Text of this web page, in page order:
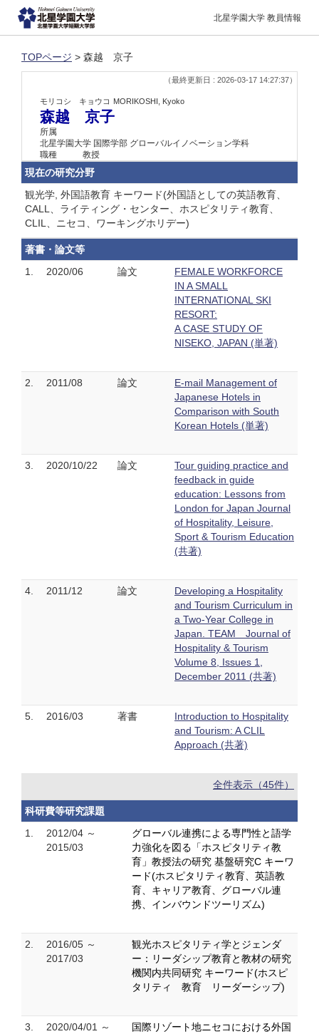
北星学園大学 教員情報
TOPページ > 森越 京子
（最終更新日 : 2026-03-17 14:27:37）
モリコシ キョウコ MORIKOSHI, Kyoko
森越 京子
所属
北星学園大学 国際学部 グローバルイノベーション学科
職種
教授
現在の研究分野
観光学, 外国語教育 キーワード(外国語としての英語教育、
CALL、ライティング・センター、ホスピタリティ教育、
CLIL、ニセコ、ワーキングホリデー)
著書・論文等
1.
2020/06 論文
FEMALE WORKFORCE
IN A SMALL
INTERNATIONAL SKI
RESORT:
A CASE STUDY OF
NISEKO, JAPAN (単著)
2. 2011/08 論文
E-mail Management of
Japanese Hotels in
Comparison with South
Korean Hotels (単著)
3. 2020/10/22 論文
Tour guiding practice and
feedback in guide
education: Lessons from
London for Japan Journal
of Hospitality, Leisure,
Sport & Tourism Education
(共著)
4. 2011/12 論文
Developing a Hospitality
and Tourism Curriculum in
a Two-Year College in
Japan. TEAM Journal of
Hospitality & Tourism
Volume 8, Issues 1,
December 2011 (共著)
5. 2016/03 著書
Introduction to Hospitality
and Tourism: A CLIL
Approach (共著)
全件表示（45件）
科研費等研究課題
1.
2012/04 ～
2015/03
グローバル連携による専門性と語学
力強化を図る「ホスピタリティ教
育」教授法の研究 基盤研究C キーワ
ード(ホスピタリティ教育、英語教
育、キャリア教育、グローバル連
携、インバウンドツーリズム)
2.
2016/05 ～
2017/03
観光ホスピタリティ学とジェンダ
ー：リーダシップ教育と教材の研究
機関内共同研究 キーワード(ホスピ
タリティ 教育 リーダーシップ)
3. 2020/04/01 ～
国際リゾート地ニセコにおける外国